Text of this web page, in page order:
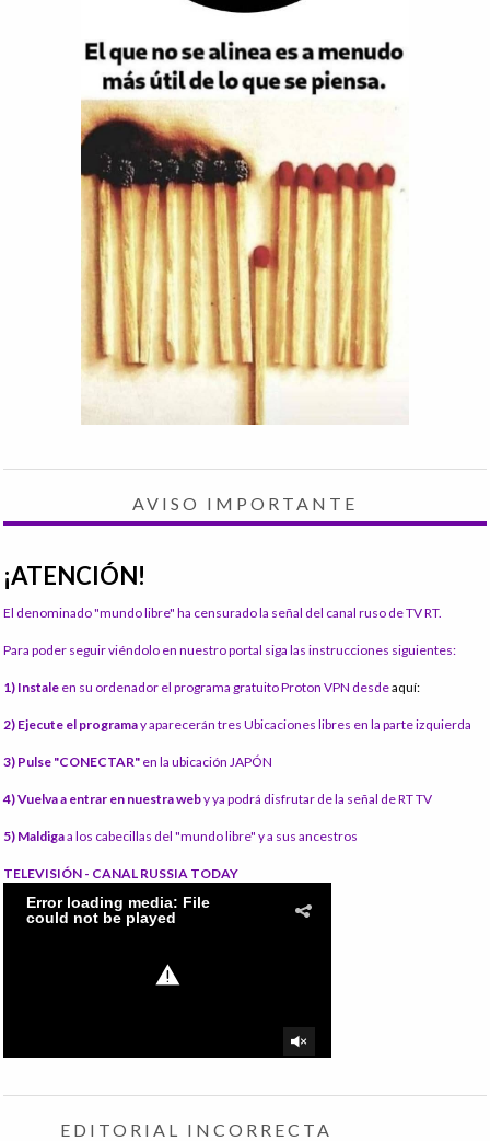
AVISO IMPORTANTE
¡ATENCIÓN!
El denominado "mundo libre" ha censurado la señal del canal ruso de TV RT.
Para poder seguir viéndolo en nuestro portal siga las instrucciones siguientes:
1) Instale en su ordenador el programa gratuito Proton VPN desdeaquí:
2) Ejecute el programay aparecerán tres Ubicaciones libres en la parte izquierda
3) Pulse "CONECTAR" en la ubicación JAPÓN
4) Vuelva a entrar en nuestra weby ya podrá disfrutar de la señal de RT TV
5) Maldigaa los cabecillas del "mundo libre" y a sus ancestros
TELEVISIÓN - CANAL RUSSIA TODAY
EDITORIAL INCORRECTA